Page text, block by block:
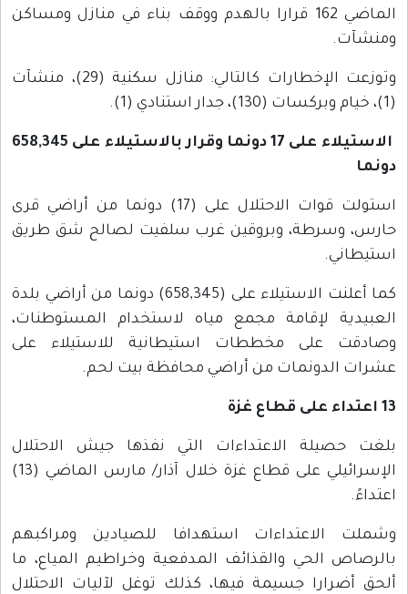
الماضي 162 قرارا بالهدم ووقف بناء في منازل ومساكن
ومنشآت.
وتوزعت الإخطارات كالتالي: منازل سكنية (29)، منشآت
(1)، خيام وبركسات (130)، جدار استنادي (1).
الاستيلاء على 17 دونما وقرار بالاستيلاء على 658,345
دونما
استولت قوات الاحتلال على (17) دونما من أراضي قرى
حارس، وسرطة، وبروقين غرب سلفيت لصالح شق طريق
استيطاني.
كما أعلنت الاستيلاء على (658,345) دونما من أراضي بلدة
العبيدية لإقامة مجمع مياه لاستخدام المستوطنات،
وصادقت على مخططات استيطانية للاستيلاء على
عشرات الدونمات من أراضي محافظة بيت لحم.
13 اعتداء على قطاع غزة
بلغت حصيلة الاعتداءات التي نفذها جيش الاحتلال
الإسرائيلي على قطاع غزة خلال آذار/ مارس الماضي (13)
اعتداءً.
وشملت الاعتداءات استهدافا للصيادين ومراكبهم
بالرصاص الحي والقذائف المدفعية وخراطيم المياع، ما
ألحق أضرارا جسيمة فيها، كذلك توغل لآليات الاحتلال